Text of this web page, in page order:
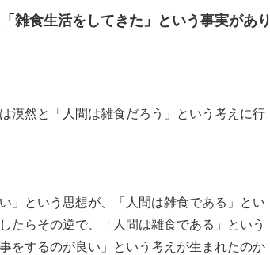
雑食生活をしてきた」という事実があり
漠然と「人間は雑食だろう」という考えに行
」という思想が、「人間は雑食である」とい
たらその逆で、「人間は雑食である」という
をするのが良い」という考えが生まれたのか